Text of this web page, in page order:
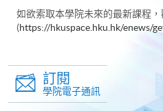
如欲索取本學院未來的最新課程，
(https://hkuspace.hku.hk/enews/
訂閱
學院電子通訊